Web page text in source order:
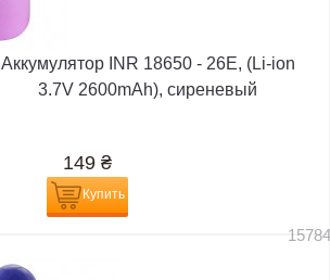
Аккумулятор INR 18650 - 26E, (Li-ion
3.7V 2600mAh), сиреневый
149 ₴
Купить